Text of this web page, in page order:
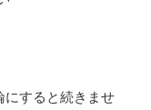
にすると続きませ